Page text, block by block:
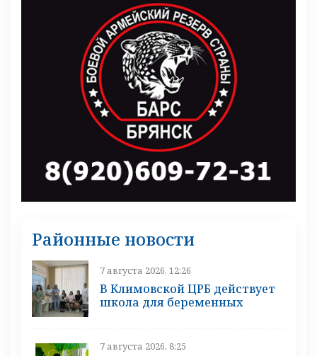
Районные новости
7 августа 2026, 12:26
В Климовской ЦРБ действует
школа для беременных
7 августа 2026, 8:25